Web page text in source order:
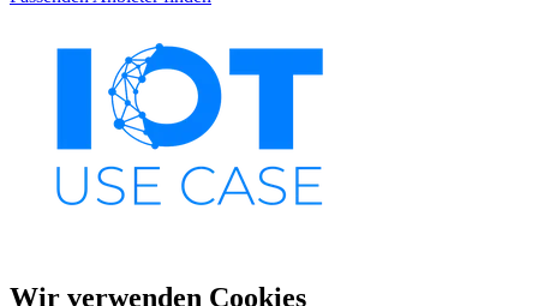
Wir verwenden Cookies